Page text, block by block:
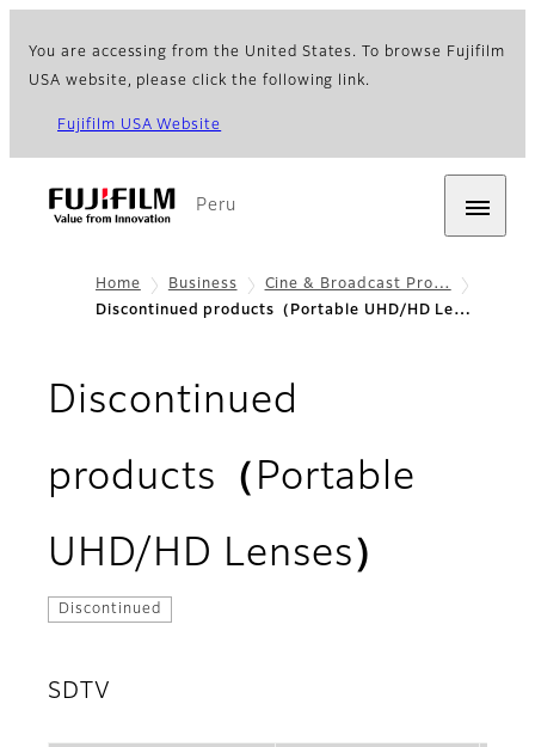
You are accessing from the United States. To browse Fujifilm
USA website, please click the following link.
Fujifilm USA Website
Peru
Home Business
Cine & Broadcast Pro…
Discontinued products（Portable UHD/HD Le…
Discontinued
products（Portable
UHD/HD Lenses）
Discontinued
SDTV